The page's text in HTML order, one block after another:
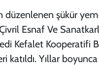
düzenlenen şükür
Esnaf Ve
Kefalet Kooperatifi
katıldı. Yıllar